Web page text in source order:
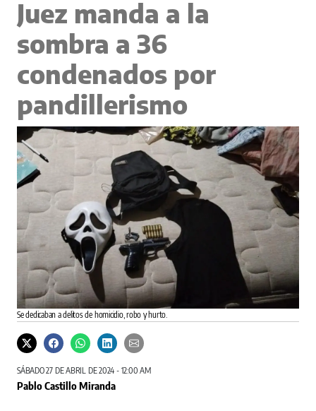
Juez manda a la
sombra a 36
condenados por
pandillerismo
Se dedicaban a delitos de homicidio, robo y hurto.
SÁBADO 27 DE ABRIL DE 2024 - 12:00 AM
Pablo Castillo Miranda